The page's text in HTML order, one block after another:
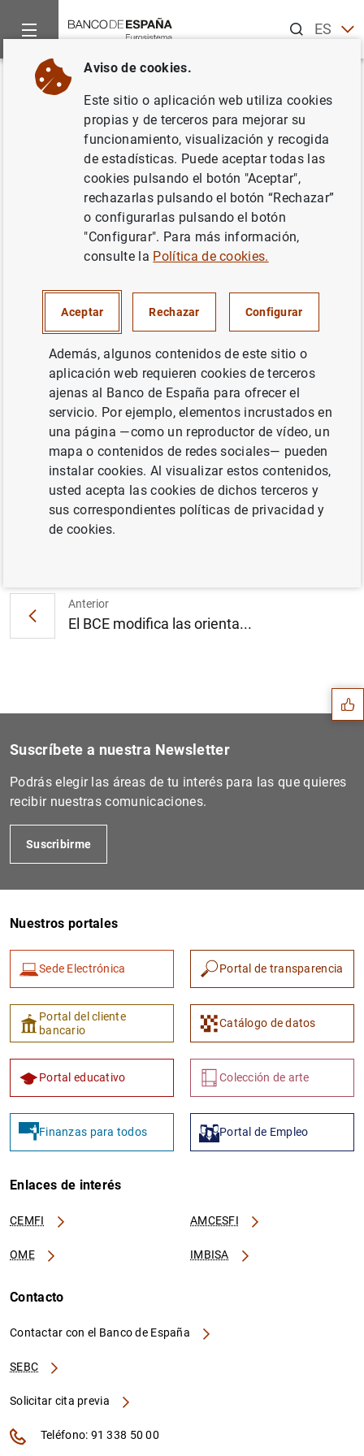
ESEN
Inicio Noticias y eventos
Volver
Estadísticas de los mercados
monetarios de la zona del euro:
segundo período de
mantenimiento de 2019
POLÍTICA MONETARIA SITUACIÓN ECONÓMICA
Estadísticas de los mercados monetarios de
la zona del euro: segundo período de
mantenimiento de 2019 (469KB)
Anterior
El BCE modifica las orienta...
Sugerencias
Suscríbete a nuestra Newsletter
Podrás elegir las áreas de tu interés para las que quieres
recibir nuestras comunicaciones.
Suscribirme
Nuestros portales
Sede Electrónica Portal de transparencia
Portal del cliente
bancario
Catálogo de datos
Portal educativo Colección de arte
Finanzas para todos Portal de Empleo
Enlaces de interés
CEMFI AMCESFI
OME IMBISA
Contacto
Contactar con el Banco de España
SEBC
Solicitar cita previa
Teléfono: 91 338 50 00
Aviso de cookies.
Este sitio o aplicación web utiliza cookies
propias y de terceros para mejorar su
funcionamiento, visualización y recogida
de estadísticas. Puede aceptar todas las
cookies pulsando el botón "Aceptar",
rechazarlas pulsando el botón “Rechazar”
o configurarlas pulsando el botón
"Configurar". Para más información,
consulte la Política de cookies.
Aceptar Rechazar Configurar
Además, algunos contenidos de este sitio o
aplicación web requieren cookies de terceros
ajenas al Banco de España para ofrecer el
servicio. Por ejemplo, elementos incrustados en
una página —como un reproductor de vídeo, un
mapa o contenidos de redes sociales— pueden
instalar cookies. Al visualizar estos contenidos,
usted acepta las cookies de dichos terceros y
sus correspondientes políticas de privacidad y
de cookies.